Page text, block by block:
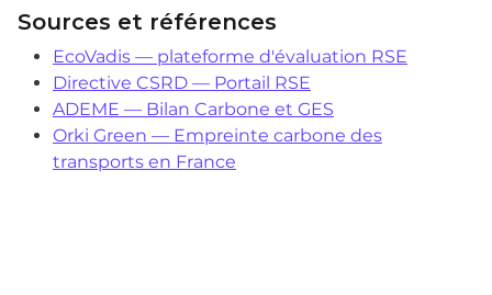
Sources et références
EcoVadis — plateforme d'évaluation RSE
Directive CSRD — Portail RSE
ADEME — Bilan Carbone et GES
Orki Green — Empreinte carbone des
transports en France